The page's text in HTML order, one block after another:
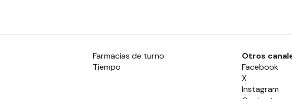
Farmacias de turno
Tiempo
Otros
Facebook
X
Instagram